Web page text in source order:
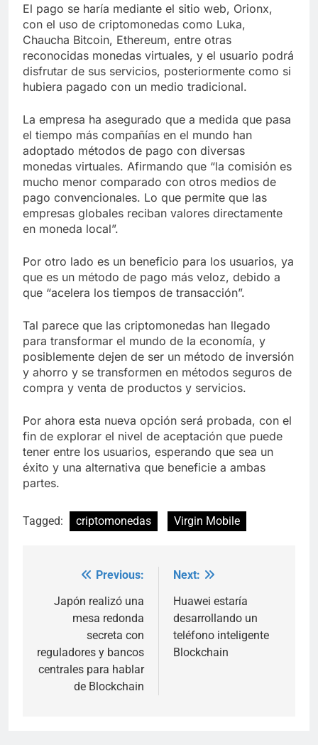
El pago se haría mediante el sitio web, Orionx,
con el uso de criptomonedas como Luka,
Chaucha Bitcoin, Ethereum, entre otras
reconocidas monedas virtuales, y el usuario podrá
disfrutar de sus servicios, posteriormente como si
hubiera pagado con un medio tradicional.
La empresa ha asegurado que a medida que pasa
el tiempo más compañías en el mundo han
adoptado métodos de pago con diversas
monedas virtuales. Afirmando que “la comisión es
mucho menor comparado con otros medios de
pago convencionales. Lo que permite que las
empresas globales reciban valores directamente
en moneda local”.
Por otro lado es un beneficio para los usuarios, ya
que es un método de pago más veloz, debido a
que “acelera los tiempos de transacción”.
Tal parece que las criptomonedas han llegado
para transformar el mundo de la economía, y
posiblemente dejen de ser un método de inversión
y ahorro y se transformen en métodos seguros de
compra y venta de productos y servicios.
Por ahora esta nueva opción será probada, con el
fin de explorar el nivel de aceptación que puede
tener entre los usuarios, esperando que sea un
éxito y una alternativa que beneficie a ambas
partes.
Tagged: criptomonedas Virgin Mobile
navigation
Previous:
Japón realizó una
mesa redonda
secreta con
reguladores y bancos
centrales para hablar
de Blockchain
Next:
Huawei estaría
desarrollando un
teléfono inteligente
Blockchain